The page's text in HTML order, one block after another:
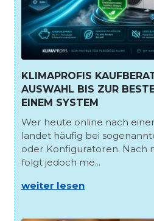
KLIMAPROFIS
AUSWAHL BIS ZUR
EINEM SYSTEM
Wer heute online nach
landet häufig bei
oder Konfiguratoren. Nach
folgt jedoch me...
weiter lesen